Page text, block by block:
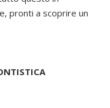
pronti a scoprire un